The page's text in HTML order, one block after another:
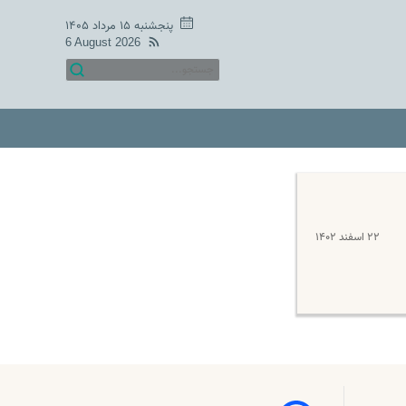
پنجشنبه ۱۵ مرداد ۱۴۰۵
6 August 2026
۲۲ اسفند ۱۴۰۲